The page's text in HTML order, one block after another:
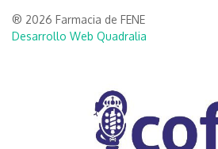
® 2026 Farmacia de FENE
Desarrollo Web Quadralia